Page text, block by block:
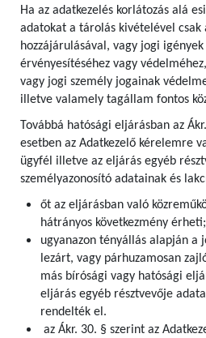
Ha az adatkezelés korlátozás alá
adatokat a tárolás kivételével csak
hozzájárulásával, vagy jogi
érvényesítéséhez vagy
vagy jogi személy jogainak
illetve valamely tagállam fontos
Továbbá hatósági eljárásban az
esetben az Adatkezelő kérelemre
ügyfél illetve az eljárás egyéb
személyazonosító adatainak és
őt az eljárásban való
hátrányos következmény érheti;
ugyanazon tényállás alapján a
lezárt, vagy párhuzamosan
más bírósági vagy hatósági
eljárás egyéb résztvevője
rendelték el.
az Ákr. 30. § szerint az